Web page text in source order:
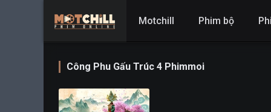
Motchill Phim bộ
Công Phu Gấu Trúc 4 Phimmoi